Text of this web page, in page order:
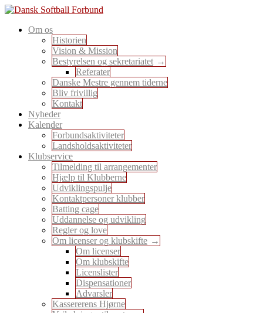
Skip
content
Dansk Softball Forbund
En sport for alle
Om os
Historien
Vision & Mission
Bestyrelsen og sekretariatet
Referater
Danske Mestre gennem tiderne
Bliv frivillig
Kontakt
Nyheder
Kalender
Forbundsaktiviteter
Landsholdsaktiviteter
Klubservice
Tilmelding til arrangementer
Hjælp til Klubberne
Udviklingspulje
Kontaktpersoner klubber
Batting cage
Uddannelse og udvikling
Regler og love
Om licenser og klubskifte
Om licenser
Om klubskifte
Licenslister
Dispensationer
Advarsler
Kassererens Hjørne